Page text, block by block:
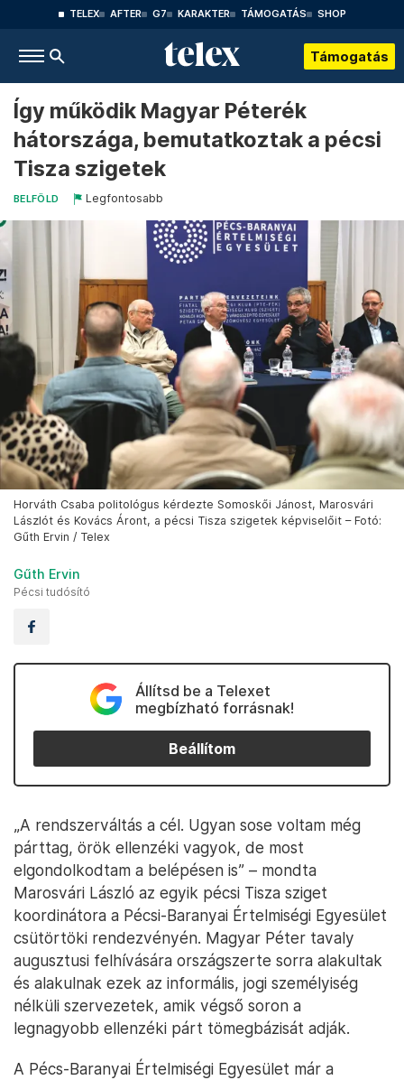
TELEX AFTER G7 KARAKTER TÁMOGATÁS SHOP
Támogatás
Így működik Magyar Péterék
hátországa, bemutatkoztak a pécsi
Tisza szigetek
BELFÖLD Legfontosabb
Horváth Csaba politológus kérdezte Somoskői Jánost, Marosvári
Lászlót és Kovács Áront, a pécsi Tisza szigetek képviselőit – Fotó:
Gűth Ervin / Telex
Gűth Ervin
Pécsi tudósító
Állítsd be a Telexet
megbízható forrásnak!
Beállítom
„A rendszerváltás a cél. Ugyan sose voltam még
párttag, örök ellenzéki vagyok, de most
elgondolkodtam a belépésen is” – mondta
Marosvári László az egyik pécsi Tisza sziget
koordinátora a Pécsi-Baranyai Értelmiségi Egyesület
csütörtöki rendezvényén. Magyar Péter tavaly
augusztusi felhívására országszerte sorra alakultak
és alakulnak ezek az informális, jogi személyiség
nélküli szervezetek, amik végső soron a
legnagyobb ellenzéki párt tömegbázisát adják.
A Pécs-Baranyai Értelmiségi Egyesület már a